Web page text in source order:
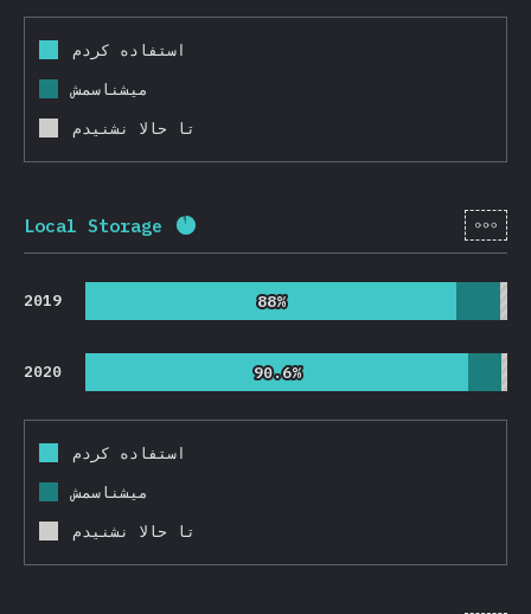
استفاده کردم
میشناسمش
تا حالا نشنیدم
Local Storage Completion percentage: % (
[fa-
2019 88%
88%
2020 90.6%
90.6%
استفاده کردم
میشناسمش
تا حالا نشنیدم